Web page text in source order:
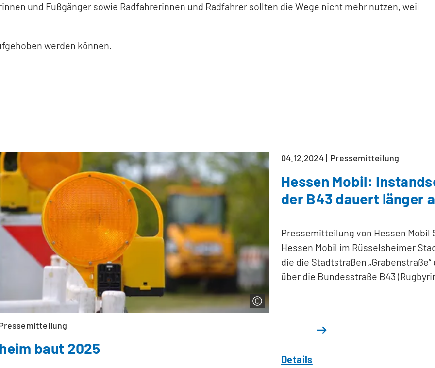
und Fußgänger sowie Radfahrerinnen und Radfahrer sollten die Wege nicht mehr nutzen, weil
werden können.
baut 2025
04.12.2024 Pressemitteilung
Hessen Mobil:
der B43 dauert länger
Pressemitteilung von Hessen
Hessen Mobil im Rüsselsheimer
die die Stadtstraßen
über die Bundesstraße B43
Details